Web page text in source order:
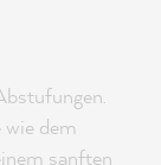
dem
sanften